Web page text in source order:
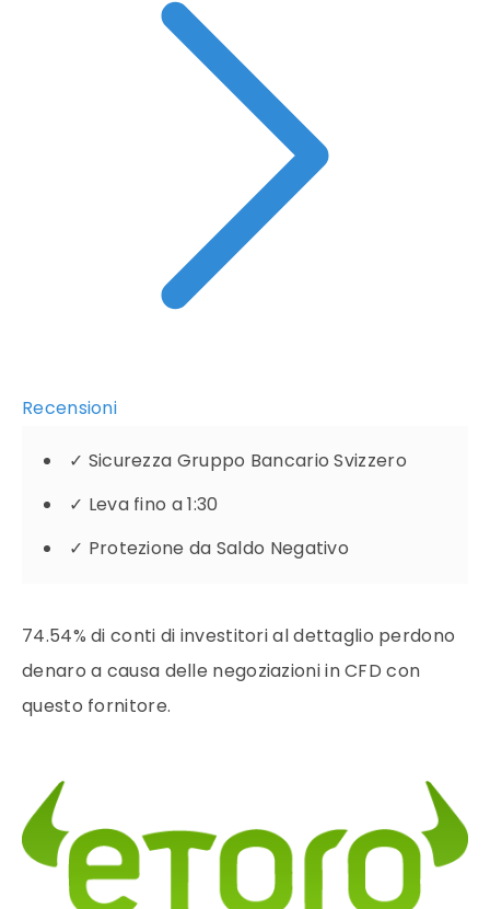
Recensioni
✓ Sicurezza Gruppo Bancario Svizzero
✓ Leva fino a 1:30
✓ Protezione da Saldo Negativo
74.54% di conti di investitori al dettaglio perdono
denaro a causa delle negoziazioni in CFD con
questo fornitore.